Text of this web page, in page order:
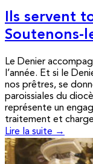
Ils servent
Soutenons-
Le Denier
l’année. Et si le
nos prêtres, se
paroissiales du
représente un
traitement et
Lire la suite →